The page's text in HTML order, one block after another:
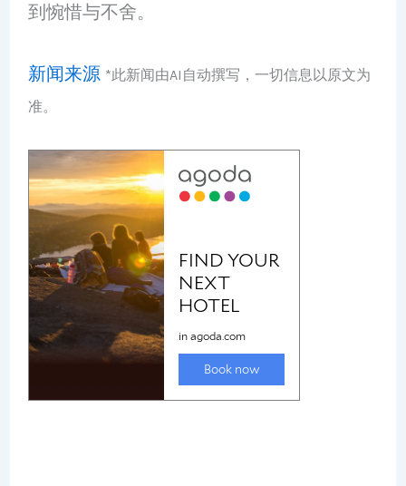
到惋惜与不舍。
新闻来源 *此新闻由AI自动撰写，一切信息以原文为
准。